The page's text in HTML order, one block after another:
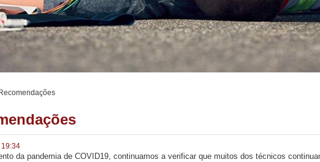
Recomendações
da pandemia de COVID19, continuamos a verificar que muitos dos técnicos